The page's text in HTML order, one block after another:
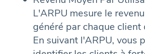
L'ARPU mesure le
généré par chaque client
En suivant l'ARPU, vous